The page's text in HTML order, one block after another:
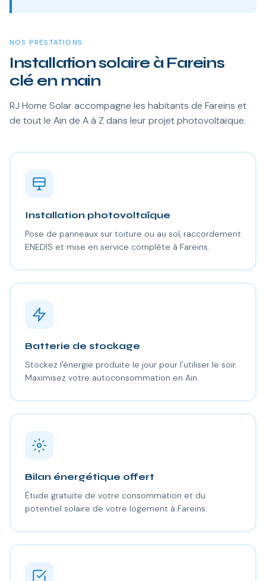
NOS PRESTATIONS
Installation solaire à Fareins
clé en main
RJ Home Solar accompagne les habitants de Fareins et
de tout le Ain de A à Z dans leur projet photovoltaïque.
Installation photovoltaïque
Pose de panneaux sur toiture ou au sol, raccordement
ENEDIS et mise en service complète à Fareins.
Batterie de stockage
Stockez l'énergie produite le jour pour l'utiliser le soir.
Maximisez votre autoconsommation en Ain.
Bilan énergétique offert
Étude gratuite de votre consommation et du
potentiel solaire de votre logement à Fareins.